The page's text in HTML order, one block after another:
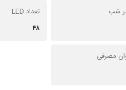
شب
تعداد LED
۴۸
مصرفی